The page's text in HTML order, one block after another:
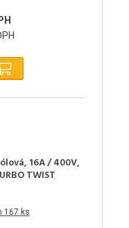
16A / 400V,
TWIST
167 ks